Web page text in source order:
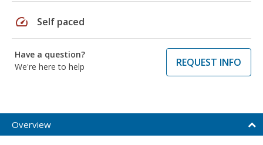
speed Self paced
Have a question?
We're here to help
REQUEST INFO
Overview